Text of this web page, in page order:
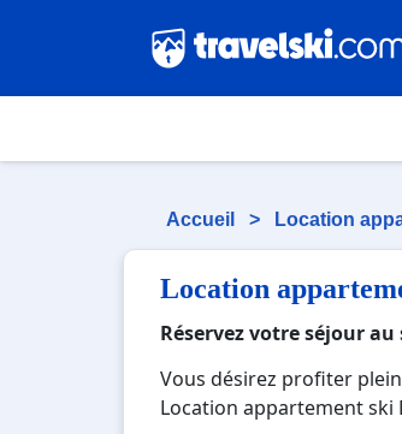
Accueil > Location
Location
Réservez votre séjour
Vous désirez profiter
Location appartement ski